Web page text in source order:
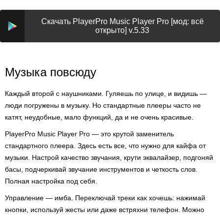
Скачать PlayerPro Music Player Pro [мод: всё
открыто] v.5.33
Музыка повсюду
Каждый второй с наушниками. Гуляешь по улице, и видишь —
люди погружены в музыку. Но стандартные плееры часто не
катят, неудобные, мало функций, да и не очень красивые.
PlayerPro Music Player Pro — это крутой заменитель
стандартного плеера. Здесь есть все, что нужно для кайфа от
музыки. Настрой качество звучания, крути эквалайзер, подгоняй
басы, подчеркивай звучание инструментов и четкость слов.
Полная настройка под себя.
Управление — имба. Переключай треки как хочешь: нажимай
кнопки, используй жесты или даже встряхни телефон. Можно